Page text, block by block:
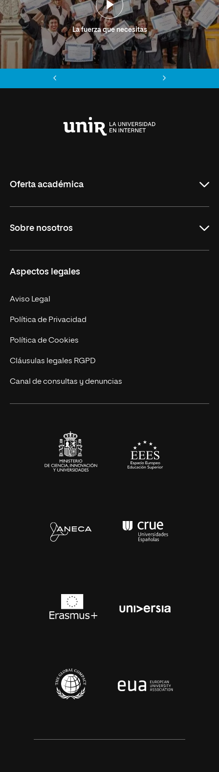
La fuerza que necesitas
Oferta académica
Másteres Oficiales
Doctorados
Experto Universitario
Postgrados
Cursos Universitarios
Sobre nosotros
Facultades
Nuestro Equipo
Trabaja en UNIR
Actualidad
UNIR Revista
Eventos
Aspectos legales
Aviso Legal
Política de Privacidad
Política de Cookies
Cláusulas legales RGPD
Canal de consultas y denuncias